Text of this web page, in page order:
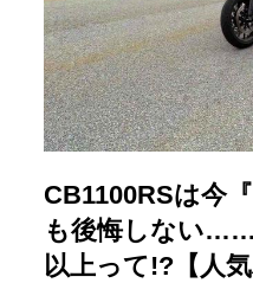
CB1100RSは今
も後悔しない
以上って!?【人